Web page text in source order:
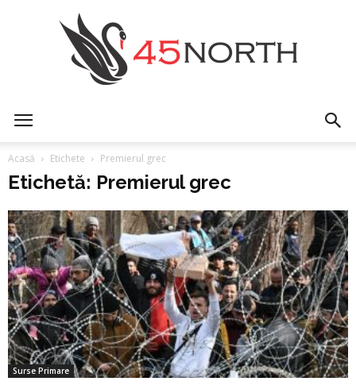
Acasă Etichete Premierul grec
Etichetă: Premierul grec
Surse Primare